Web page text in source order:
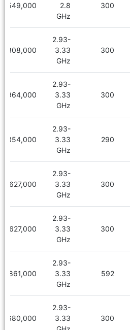
300
2.8
GHz
3,549,000
300
2.93-
3.33
GHz
2,808,000
300
2.93-
3.33
GHz
2,964,000
290
2.93-
3.33
GHz
3,354,000
300
2.93-
3.33
GHz
3,627,000
300
2.93-
3.33
GHz
3,627,000
592
2.93-
3.33
GHz
3,861,000
300
2.93-
3.33
4,680,000